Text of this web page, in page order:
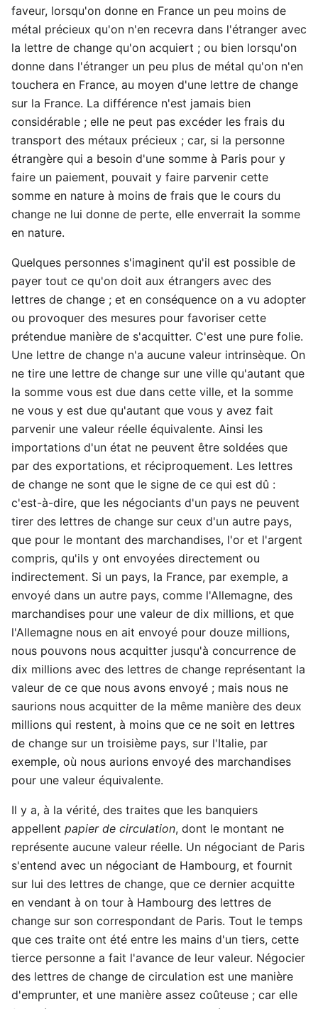
faveur, lorsqu'on donne en France un peu moins de
métal précieux qu'on n'en recevra dans l'étranger avec
la lettre de change qu'on acquiert ; ou bien lorsqu'on
donne dans l'étranger un peu plus de métal qu'on n'en
touchera en France, au moyen d'une lettre de change
sur la France. La différence n'est jamais bien
considérable ; elle ne peut pas excéder les frais du
transport des métaux précieux ; car, si la personne
étrangère qui a besoin d'une somme à Paris pour y
faire un paiement, pouvait y faire parvenir cette
somme en nature à moins de frais que le cours du
change ne lui donne de perte, elle enverrait la somme
en nature.
Quelques personnes s'imaginent qu'il est possible de
payer tout ce qu'on doit aux étrangers avec des
lettres de change ; et en conséquence on a vu adopter
ou provoquer des mesures pour favoriser cette
prétendue manière de s'acquitter. C'est une pure folie.
Une lettre de change n'a aucune valeur intrinsèque. On
ne tire une lettre de change sur une ville qu'autant que
la somme vous est due dans cette ville, et la somme
ne vous y est due qu'autant que vous y avez fait
parvenir une valeur réelle équivalente. Ainsi les
importations d'un état ne peuvent être soldées que
par des exportations, et réciproquement. Les lettres
de change ne sont que le signe de ce qui est dû :
c'est-à-dire, que les négociants d'un pays ne peuvent
tirer des lettres de change sur ceux d'un autre pays,
que pour le montant des marchandises, l'or et l'argent
compris, qu'ils y ont envoyées directement ou
indirectement. Si un pays, la France, par exemple, a
envoyé dans un autre pays, comme l'Allemagne, des
marchandises pour une valeur de dix millions, et que
l'Allemagne nous en ait envoyé pour douze millions,
nous pouvons nous acquitter jusqu'à concurrence de
dix millions avec des lettres de change représentant la
valeur de ce que nous avons envoyé ; mais nous ne
saurions nous acquitter de la même manière des deux
millions qui restent, à moins que ce ne soit en lettres
de change sur un troisième pays, sur l'Italie, par
exemple, où nous aurions envoyé des marchandises
pour une valeur équivalente.
Il y a, à la vérité, des traites que les banquiers
appellent papier de circulation, dont le montant ne
représente aucune valeur réelle. Un négociant de Paris
s'entend avec un négociant de Hambourg, et fournit
sur lui des lettres de change, que ce dernier acquitte
en vendant à on tour à Hambourg des lettres de
change sur son correspondant de Paris. Tout le temps
que ces traite ont été entre les mains d'un tiers, cette
tierce personne a fait l'avance de leur valeur. Négocier
des lettres de change de circulation est une manière
d'emprunter, et une manière assez coûteuse ; car elle